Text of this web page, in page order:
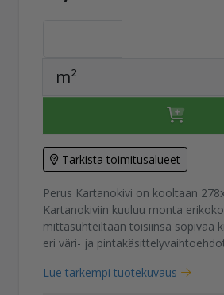
m²
Tarkista toimitusalueet
Perus Kartanokivi on kooltaan
Kartanokiviin kuuluu monta
mittasuhteiltaan toisiinsa sopivaa
eri väri- ja
Lue tarkempi tuotekuvaus